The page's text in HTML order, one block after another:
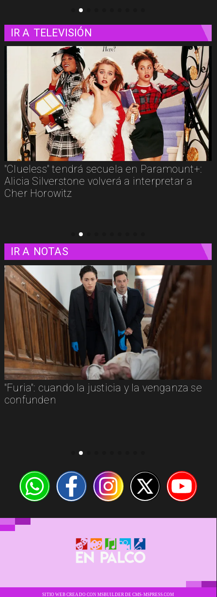
IR A TELEVISIÓN
en Paramount+:
a interpretar a
Los imperdibles del
estos son algunos
IR A NOTAS
la justicia y la venganza se
"Clueless"
SITIO WEB CREADO CON MSBUILDER DE CMS-MSPRESS.COM